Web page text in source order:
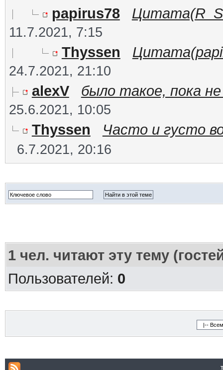
papirus78 Цитата(R_S
11.7.2021, 7:15
Thyssen
24.7.2021, 21:10
alexV было такое, пока
25.6.2021, 10:05
Thyssen Часто и густо
6.7.2021, 20:16
1чел. читают эту тему
Пользователей: 0